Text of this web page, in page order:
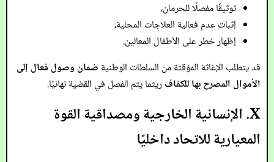
توثيقًا مفصلًا للحرمان،
إثبات عدم فعالية العلاجات المحلية،
إظهار خطر على الأطفال المعالين.
قد يتطلب الإغاثة المؤقتة من السلطات الوطنية ضمان وصول فعال إلى
الأموال المصرح بها للكفافريثما يتم الفصل في القضية نهائيًا.
X. الإنسانية الخارجية ومصداقية القوة
المعيارية للاتحاد داخليًا